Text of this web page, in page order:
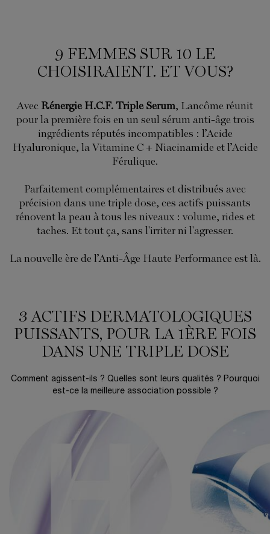
9 FEMMES SUR 10 LE
CHOISIRAIENT. ET VOUS?
Avec Rénergie H.C.F. Triple Serum, Lancôme réunit
pour la première fois en un seul sérum anti-âge trois
ingrédients réputés incompatibles : l’Acide
Hyaluronique, la Vitamine C + Niacinamide et l’Acide
Férulique.
Parfaitement complémentaires et distribués avec
précision dans une triple dose, ces actifs puissants
rénovent la peau à tous les niveaux : volume, rides et
taches. Et tout ça, sans l'irriter ni l'agresser.
La nouvelle ère de l’Anti-Âge Haute Performance est là.
3 ACTIFS DERMATOLOGIQUES
PUISSANTS, POUR LA 1ÈRE FOIS
DANS UNE TRIPLE DOSE
Comment agissent-ils ? Quelles sont leurs qualités ? Pourquoi
est-ce la meilleure association possible ?